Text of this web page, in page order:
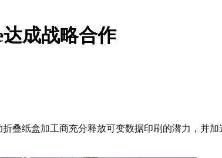
成战略合作
叠纸盒加工商充分释放可变数据印刷的潜力，并